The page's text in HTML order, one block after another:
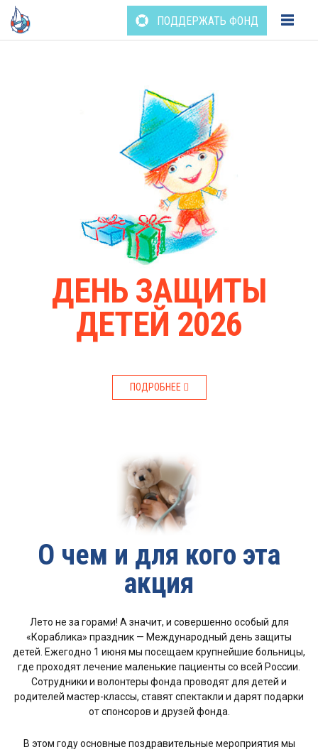
Перейти
к
ПОДДЕРЖАТЬ ФОНД
ДЕНЬ ЗАЩИТЫ
ДЕТЕЙ 2026
ПОДРОБНЕЕ
О чем и для кого эта
акция
Лето не за горами! А значит, и совершенно особый для
«Кораблика» праздник — Международный день защиты
детей. Ежегодно 1 июня мы посещаем крупнейшие больницы,
где проходят лечение маленькие пациенты со всей России.
Сотрудники и волонтеры фонда проводят для детей и
родителей мастер-классы, ставят спектакли и дарят подарки
от спонсоров и друзей фонда.
В этом году основные поздравительные мероприятия мы